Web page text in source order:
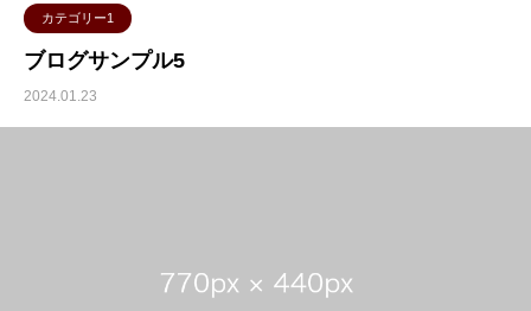
カテゴリー1
ブログサンプル5
2024.01.23